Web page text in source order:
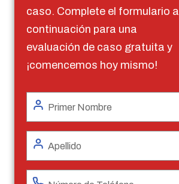
caso. Complete el formulario a
continuación para una
evaluación de caso gratuita y
¡comencemos hoy mismo!